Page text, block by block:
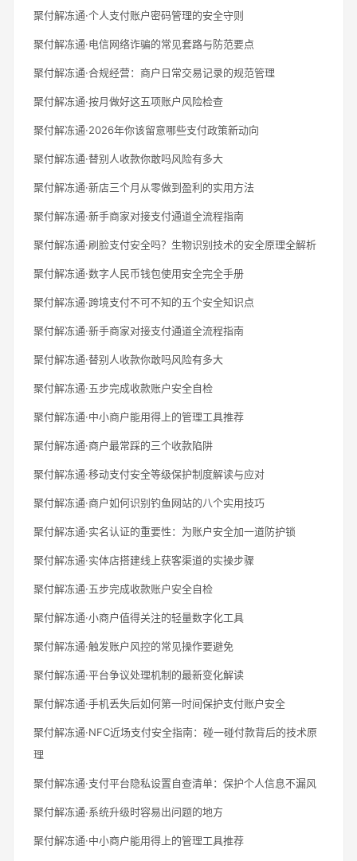
聚付解冻通·个人支付账户密码管理的安全守则
聚付解冻通·电信网络诈骗的常见套路与防范要点
聚付解冻通·合规经营：商户日常交易记录的规范管理
聚付解冻通·按月做好这五项账户风险检查
聚付解冻通·2026年你该留意哪些支付政策新动向
聚付解冻通·替别人收款你敢吗风险有多大
聚付解冻通·新店三个月从零做到盈利的实用方法
聚付解冻通·新手商家对接支付通道全流程指南
聚付解冻通·刷脸支付安全吗？生物识别技术的安全原理全解析
聚付解冻通·数字人民币钱包使用安全完全手册
聚付解冻通·跨境支付不可不知的五个安全知识点
聚付解冻通·新手商家对接支付通道全流程指南
聚付解冻通·替别人收款你敢吗风险有多大
聚付解冻通·五步完成收款账户安全自检
聚付解冻通·中小商户能用得上的管理工具推荐
聚付解冻通·商户最常踩的三个收款陷阱
聚付解冻通·移动支付安全等级保护制度解读与应对
聚付解冻通·商户如何识别钓鱼网站的八个实用技巧
聚付解冻通·实名认证的重要性：为账户安全加一道防护锁
聚付解冻通·实体店搭建线上获客渠道的实操步骤
聚付解冻通·五步完成收款账户安全自检
聚付解冻通·小商户值得关注的轻量数字化工具
聚付解冻通·触发账户风控的常见操作要避免
聚付解冻通·平台争议处理机制的最新变化解读
聚付解冻通·手机丢失后如何第一时间保护支付账户安全
聚付解冻通·NFC近场支付安全指南：碰一碰付款背后的技术原
理
聚付解冻通·支付平台隐私设置自查清单：保护个人信息不漏风
聚付解冻通·系统升级时容易出问题的地方
聚付解冻通·中小商户能用得上的管理工具推荐